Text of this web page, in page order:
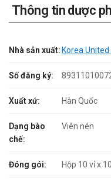
Thông tin dược
Nhà sản xuất: Korea
Số đăng ký:
Xuất xứ: Hàn Quốc
Dạng bào
chế:
Viên nén
Đóng gói: Hộp 10 vỉ x